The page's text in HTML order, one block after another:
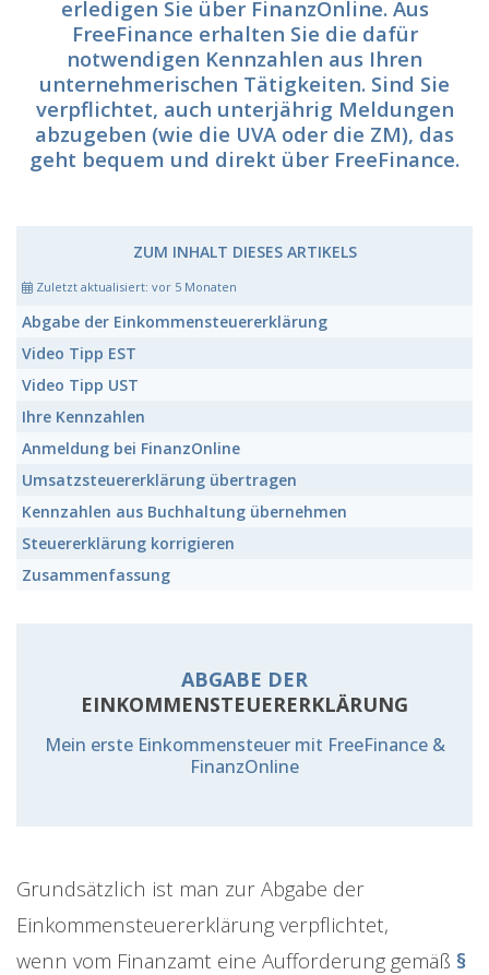
erledigen Sie über FinanzOnline. Aus
FreeFinance erhalten Sie die dafür
notwendigen Kennzahlen aus Ihren
unternehmerischen Tätigkeiten. Sind Sie
verpflichtet, auch unterjährig Meldungen
abzugeben (wie die UVA oder die ZM), das
geht bequem und direkt über FreeFinance.
ZUM INHALT DIESES ARTIKELS
Zuletzt aktualisiert: vor 5 Monaten
Abgabe der Einkommensteuererklärung
Video Tipp EST
Video Tipp UST
Ihre Kennzahlen
Anmeldung bei FinanzOnline
Umsatzsteuererklärung übertragen
Kennzahlen aus Buchhaltung übernehmen
Steuererklärung korrigieren
Zusammenfassung
ABGABE DER
EINKOMMENSTEUERERKLÄRUNG
Mein erste Einkommensteuer mit FreeFinance &
FinanzOnline
Grundsätzlich ist man zur Abgabe der
Einkommensteuererklärung verpflichtet,
wenn vom Finanzamt eine Aufforderung gemäß §